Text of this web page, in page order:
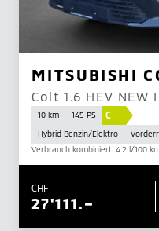
MITSUBISHI
Colt 1.6 HEV
10 km 145 PS C
Hybrid Benzin/Elektro
Verbrauch kombiniert: 4.2 l/100
CHF
27'111.–